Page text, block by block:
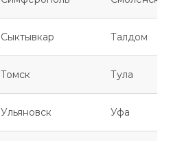
Сыктывкар Талдом
Томск Тула
Ульяновск Уфа